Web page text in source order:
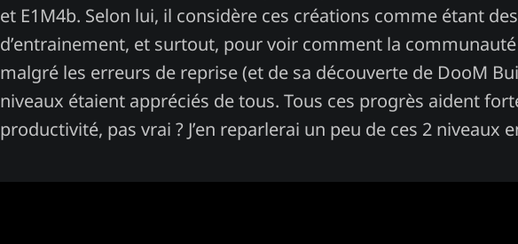
et E1M4b. Selon lui, il considère ces créations comme étant
d’entrainement, et surtout, pour voir comment la
malgré les erreurs de reprise (et de sa découverte de DooM
niveaux étaient appréciés de tous. Tous ces progrès aident
productivité, pas vrai ? J’en reparlerai un peu de ces 2 niveaux